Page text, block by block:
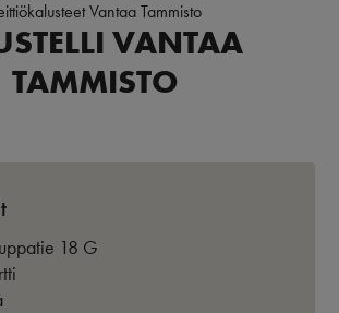
VANTAA
TAMMISTO
Vantaa Tammisto
18 G